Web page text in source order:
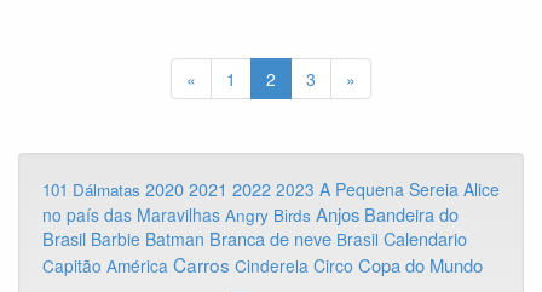
« 1 2 3 »
101 Dálmatas 2020 2021 2022 2023 A Pequena Sereia Alice
no país das Maravilhas Angry Birds Anjos Bandeira do
Brasil Barbie Batman Branca de neve Brasil Calendario
Capitão América Carros Cinderela Circo Copa do Mundo